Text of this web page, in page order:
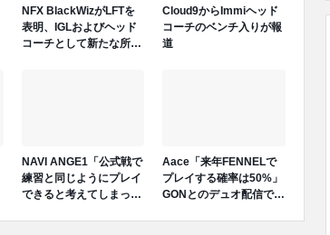
NFX BlackWizがLFTを
表明、IGLおよびヘッド
コーチとして新たな所属
Cloud9からImmiヘッド
コーチのベンチ入りが報
道
NAVI ANGE1「公式戦で
練習と同じようにプレイ
できると考えてしまっ
Aace「来年FENNELで
プレイする確率は50%」
GONとのデュオ配信で言